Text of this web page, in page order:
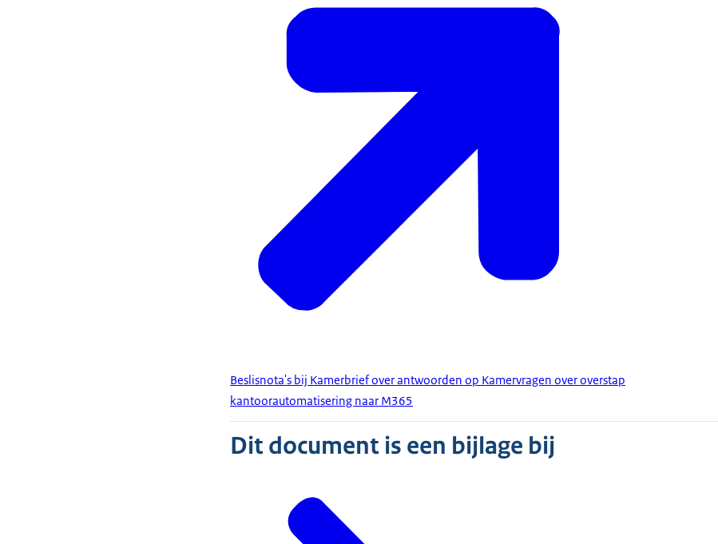
Beslisnota's bij Kamerbrief over antwoorden op Kamervragen over overstap
kantoorautomatisering naar M365
Dit document is een bijlage bij